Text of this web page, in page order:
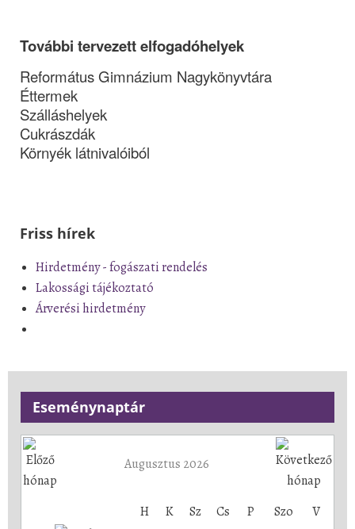
További tervezett elfogadóhelyek
Református Gimnázium Nagykönyvtára
Éttermek
Szálláshelyek
Cukrászdák
Környék látnivalóiból
Friss hírek
Hirdetmény - fogászati rendelés
Lakossági tájékoztató
Árverési hirdetmény
Eseménynaptár
Augusztus 2026
H K Sz Cs P Szo
V